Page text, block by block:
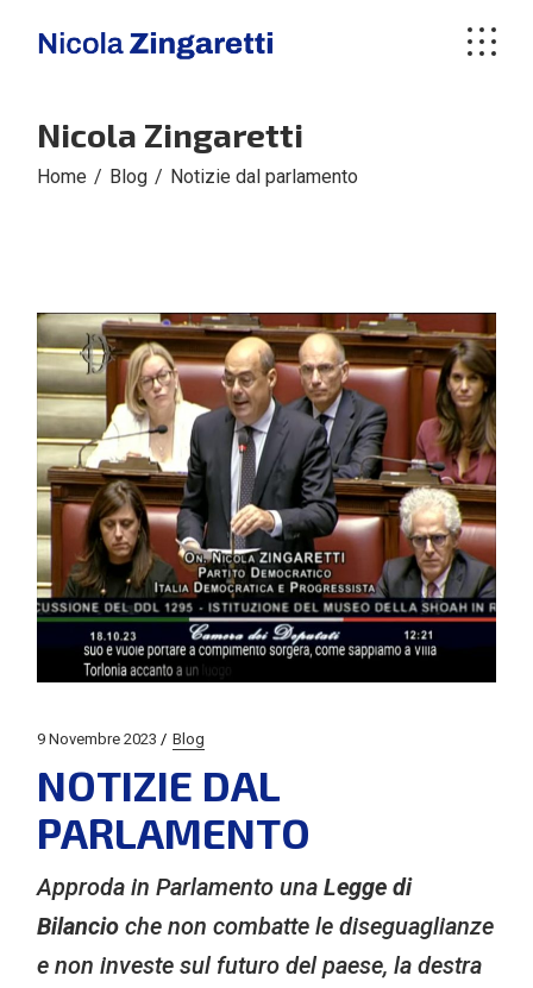
Nicola Zingaretti
Home Blog Notizie dal parlamento
9 Novembre 2023 Blog
NOTIZIE DAL
PARLAMENTO
Approda in Parlamento unaLegge di
Bilancio che non combatte le diseguaglianze
e non investe sul futuro del paese, la destra